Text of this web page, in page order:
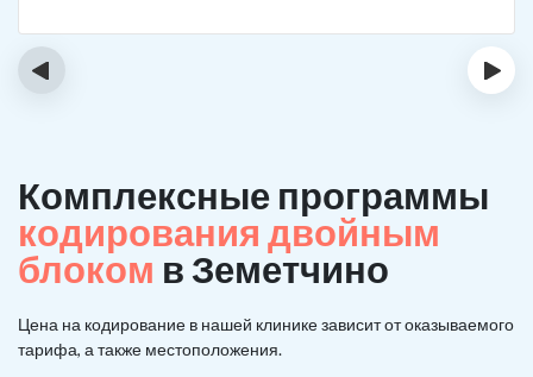
‹ ›
Комплексные программы
кодирования двойным
блоком в Земетчино
Цена на кодирование в нашей клинике зависит от оказываемого
тарифа, а также местоположения.